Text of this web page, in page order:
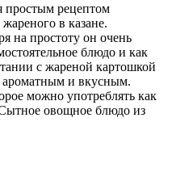
простым рецептом
в казане.
на простоту он очень
блюдо и как
с жареной картошкой
ароматным и вкусным.
можно употреблять как
овощное блюдо из